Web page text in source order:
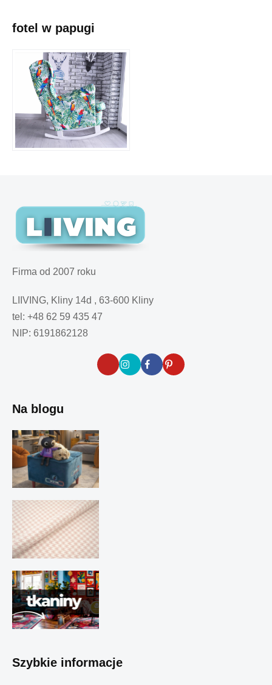
fotel w papugi
Firma od 2007 roku
LIIVING, Kliny 14d , 63-600 Kliny
tel: +48 62 59 435 47
NIP: 6191862128
Na blogu
Szybkie informacje